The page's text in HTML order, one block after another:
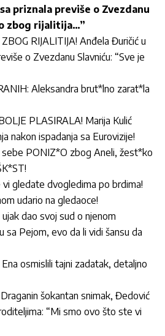
priznala previše o Zvezdanu
zbog rijalitija…”
RIJALITIJA! Anđela Đuričić u
o Zvezdanu Slavniću: “Sve je
Aleksandra brut*lno zarat*la
PLASIRALA! Marija Kulić
nakon ispadanja sa Eurovizije!
sebe PONIZ*O zbog Aneli, žest*ko
vi gledate dvogledima po brdima!
udario na gledaoce!
ujak dao svoj sud o njenom
sa Pejom, evo da li vidi šansu da
osmislili tajni zadatak, detaljno
šokantan snimak, Đedović
“Mi smo ovo što ste vi